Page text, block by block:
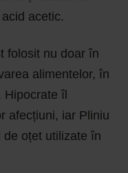
acetic.
folosit nu doar în
alimentelor, în
îl
afecțiuni, iar Pliniu
oțet utilizate în